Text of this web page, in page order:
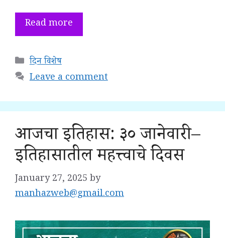
Read more
Categories
दिन विशेष
Leave a comment
आजचा इतिहास: ३० जानेवारी –
इतिहासातील महत्त्वाचे दिवस
January 27, 2025 by
manhazweb@gmail.com